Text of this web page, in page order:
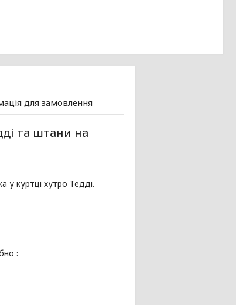
для замовлення
та штани на
у куртці хутро Тедді.
: